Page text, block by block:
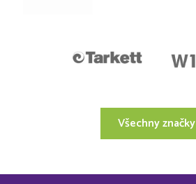
Všechny značky